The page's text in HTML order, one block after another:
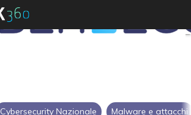
Cybersecurity Nazionale Malware e attacchi